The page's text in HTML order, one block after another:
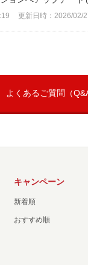
更新日時：2026/02/
よくあるご質問（
キャンペーン
新着順
おすすめ順